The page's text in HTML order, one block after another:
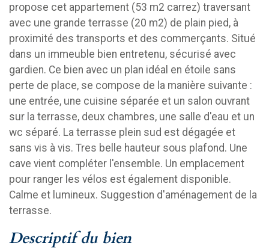
propose cet appartement (53 m2 carrez) traversant
avec une grande terrasse (20 m2) de plain pied, à
proximité des transports et des commerçants. Situé
dans un immeuble bien entretenu, sécurisé avec
gardien. Ce bien avec un plan idéal en étoile sans
perte de place, se compose de la manière suivante :
une entrée, une cuisine séparée et un salon ouvrant
sur la terrasse, deux chambres, une salle d'eau et un
wc séparé. La terrasse plein sud est dégagée et
sans vis à vis. Tres belle hauteur sous plafond. Une
cave vient compléter l'ensemble. Un emplacement
pour ranger les vélos est également disponible.
Calme et lumineux. Suggestion d'aménagement de la
terrasse.
descriptif du bien